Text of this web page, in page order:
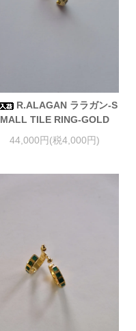
R.ALAGAN ララガン-S
MALL TILE RING-GOLD
44,000円(税4,000円)